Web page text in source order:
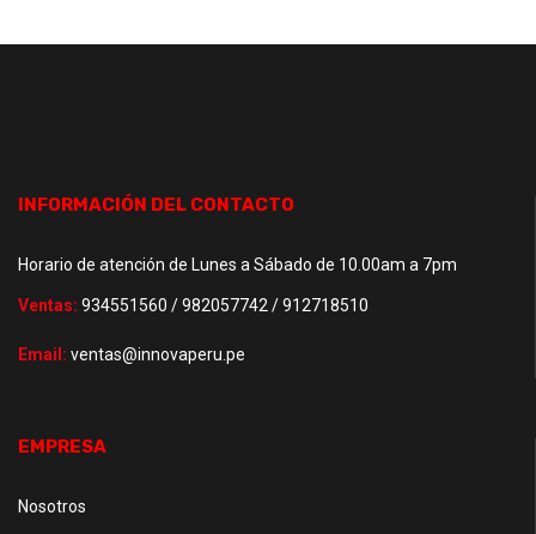
INFORMACIÓN DEL CONTACTO
Horario de atención de Lunes a Sábado de 10.00am a 7pm
Ventas: 934551560 / 982057742 / 912718510
Email: ventas@innovaperu.pe
EMPRESA
Nosotros